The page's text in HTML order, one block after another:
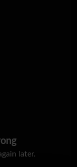
later.